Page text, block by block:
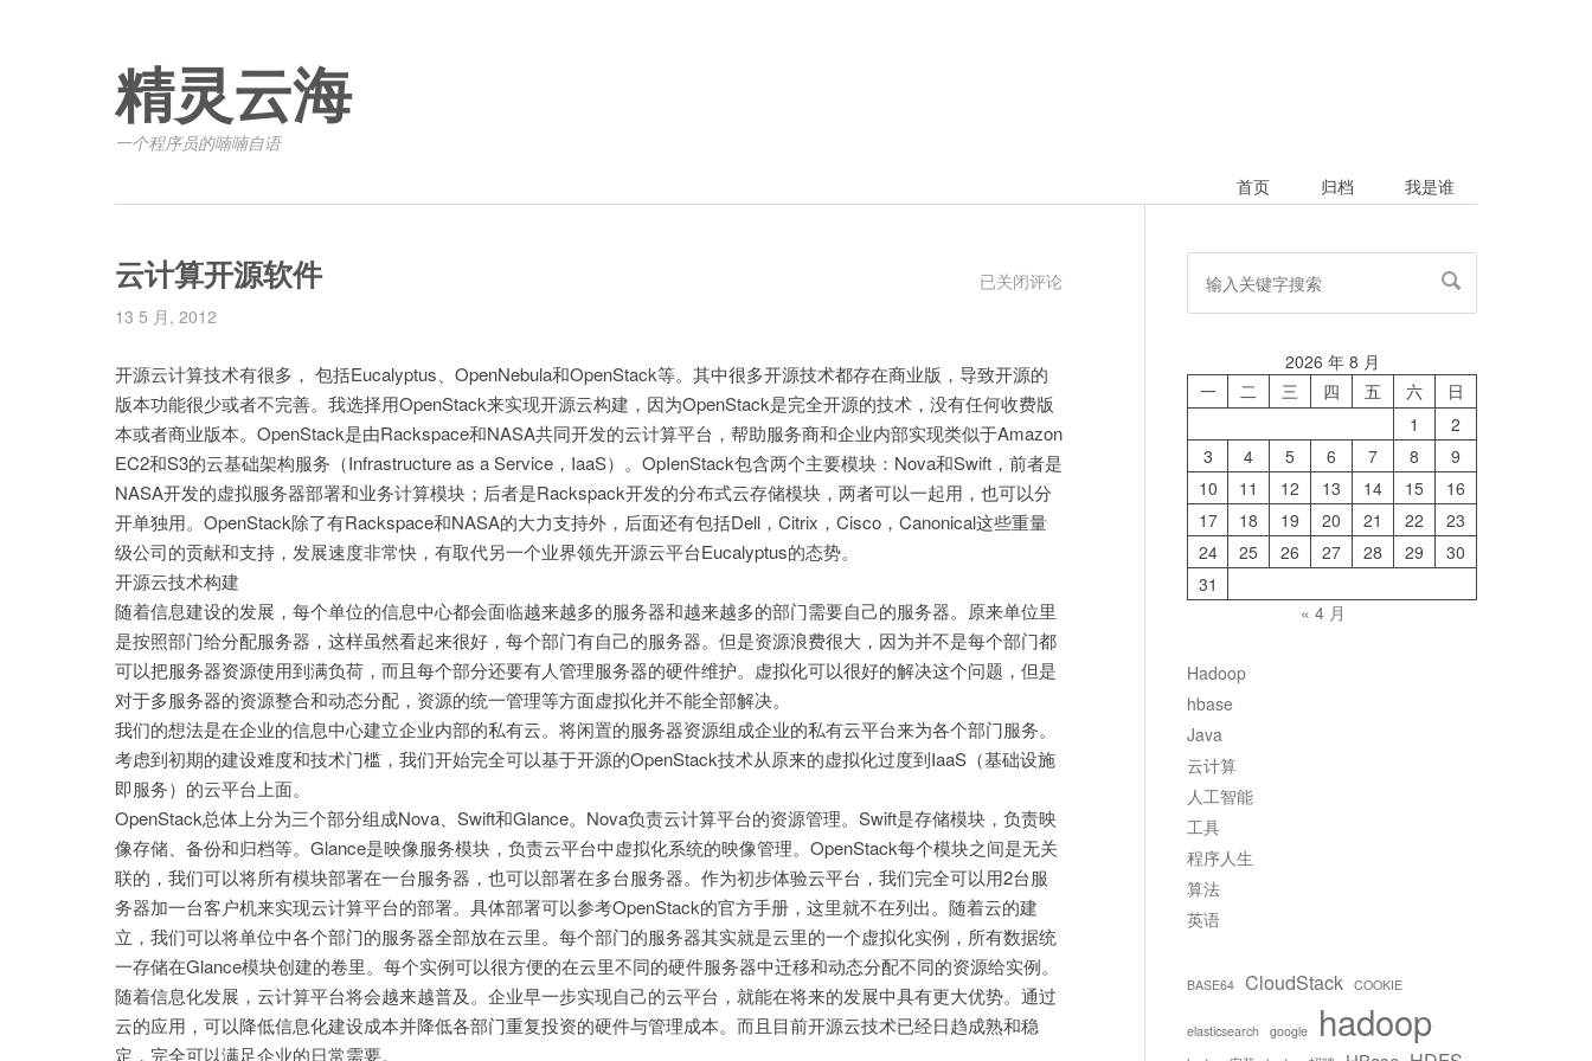
精灵云海
一个程序员的喃喃自语
首页
归档 我是谁
云计算开源软件
13 5 月, 2012
云
源
软
件
已关闭评论
开源云计算技术有很多， 包括Eucalyptus、OpenNebula和OpenStack等。其中很多开源技术都存在商业版，导致开源的
版本功能很少或者不完善。我选择用OpenStack来实现开源云构建，因为OpenStack是完全开源的技术，没有任何收费版
本或者商业版本。OpenStack是由Rackspace和NASA共同开发的云计算平台，帮助服务商和企业内部实现类似于Amazon
EC2和S3的云基础架构服务（Infrastructure as a Service，IaaS）。OpIenStack包含两个主要模块：Nova和Swift，前者是
NASA开发的虚拟服务器部署和业务计算模块；后者是Rackspack开发的分布式云存储模块，两者可以一起用，也可以分
开单独用。OpenStack除了有Rackspace和NASA的大力支持外，后面还有包括Dell，Citrix，Cisco，Canonical这些重量
级公司的贡献和支持，发展速度非常快，有取代另一个业界领先开源云平台Eucalyptus的态势。
开源云技术构建
随着信息建设的发展，每个单位的信息中心都会面临越来越多的服务器和越来越多的部门需要自己的服务器。原来单位里
是按照部门给分配服务器，这样虽然看起来很好，每个部门有自己的服务器。但是资源浪费很大，因为并不是每个部门都
可以把服务器资源使用到满负荷，而且每个部分还要有人管理服务器的硬件维护。虚拟化可以很好的解决这个问题，但是
对于多服务器的资源整合和动态分配，资源的统一管理等方面虚拟化并不能全部解决。
我们的想法是在企业的信息中心建立企业内部的私有云。将闲置的服务器资源组成企业的私有云平台来为各个部门服务。
考虑到初期的建设难度和技术门槛，我们开始完全可以基于开源的OpenStack技术从原来的虚拟化过度到IaaS（基础设施
即服务）的云平台上面。
OpenStack总体上分为三个部分组成Nova、Swift和Glance。Nova负责云计算平台的资源管理。Swift是存储模块，负责映
像存储、备份和归档等。Glance是映像服务模块，负责云平台中虚拟化系统的映像管理。OpenStack每个模块之间是无关
联的，我们可以将所有模块部署在一台服务器，也可以部署在多台服务器。作为初步体验云平台，我们完全可以用2台服
务器加一台客户机来实现云计算平台的部署。具体部署可以参考OpenStack的官方手册，这里就不在列出。随着云的建
立，我们可以将单位中各个部门的服务器全部放在云里。每个部门的服务器其实就是云里的一个虚拟化实例，所有数据统
一存储在Glance模块创建的卷里。每个实例可以很方便的在云里不同的硬件服务器中迁移和动态分配不同的资源给实例。
随着信息化发展，云计算平台将会越来越普及。企业早一步实现自己的云平台，就能在将来的发展中具有更大优势。通过
云的应用，可以降低信息化建设成本并降低各部门重复投资的硬件与管理成本。而且目前开源云技术已经日趋成熟和稳
定，完全可以满足企业的日常需要。
2026 年 8 月
一
二 三 四 五 六
日
1
2
3
4 5 6 7 8
9
10
11 12 13 14 15
16
17
18 19 20 21 22
23
24
25 26 27 28 29
30
31
« 4 月
Hadoop
hbase
Java
云计算
人工智能
工具
程序人生
算法
英语
BASE64 CloudStack COOKIE
elasticsearch google hadoop